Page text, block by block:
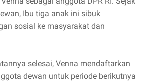
Ibu tiga anak ini sibuk
sosial ke masyarakat dan
selesai, Venna mendaftarkan
dewan untuk periode berikutnya